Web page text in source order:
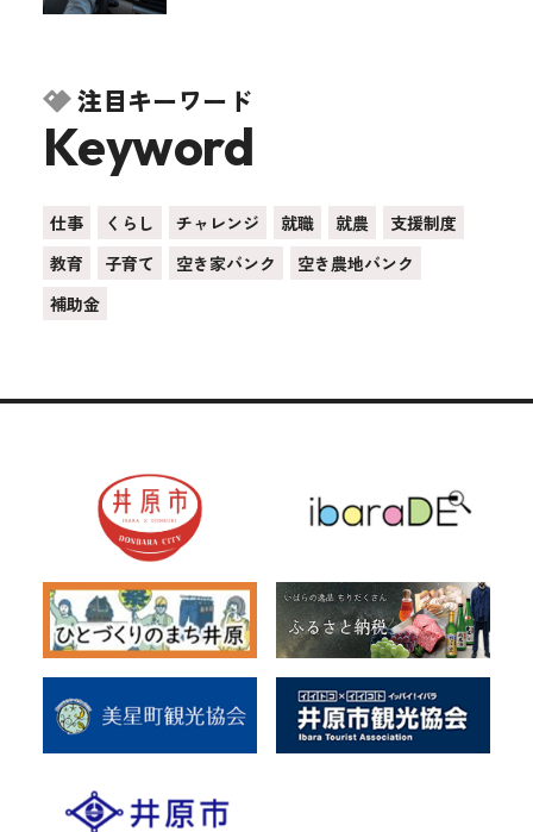
注目キーワード
Keyword
仕事 くらし チャレンジ 就職 就農
支援制度
教育
子育て 空き家バンク
空き農地バンク
補助金